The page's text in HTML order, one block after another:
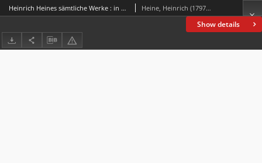
Show details
Heinrich Heines sämtliche Werke : in zwölf Bänden. Bd. 10-12 Heine, Heinrich (1797-1856)